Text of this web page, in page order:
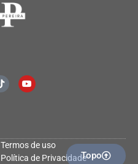
Termos de uso
Política de PrivacidadeTopo